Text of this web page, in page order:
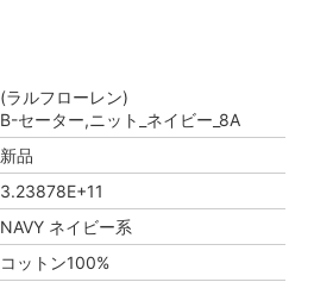
(ラルフローレン)
B-セーター,ニット_ネイビー_8A
新品
3.23878E+11
NAVY ネイビー系
コットン100%